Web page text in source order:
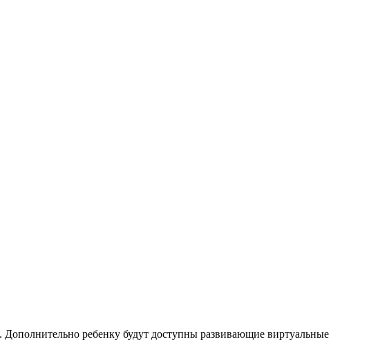
Дополнительно ребенку будут доступны развивающие виртуальные